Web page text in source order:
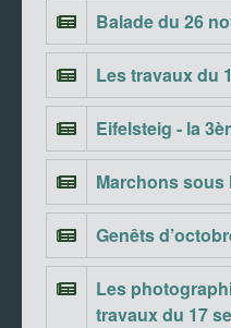
Balade du 26
Les travaux du
Eifelsteig - la
Marchons sous
Genêts
Les
travaux du 17